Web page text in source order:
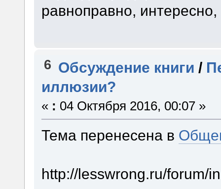
равноправно,
6 Обсуждение книги /
иллюзии?
« : 04 Октября 2016, 00:07 »
Тема перенесена в
http://lesswrong.ru/forum/